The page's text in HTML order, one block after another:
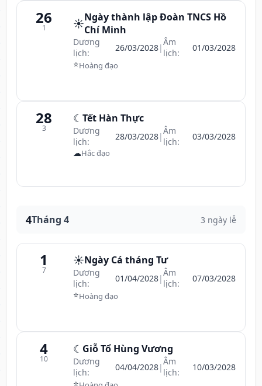
26
1 ☀️Ngày thành lập Đoàn TNCS Hồ
Chí Minh
Dương
lịch:
26/03/2028|Âm
lịch:
01/03/2028
⭐Hoàng đạo
28
3
☾ Tết Hàn Thực
Dương
lịch:
28/03/2028|Âm
lịch:
03/03/2028
☁Hắc đạo
4Tháng 4 3 ngày lễ
1
7
☀️Ngày Cá tháng Tư
Dương
lịch:
01/04/2028|Âm
lịch:
07/03/2028
⭐Hoàng đạo
4
10
☾ Giỗ Tổ Hùng Vương
Dương
lịch:
04/04/2028|Âm
lịch:
10/03/2028
⭐